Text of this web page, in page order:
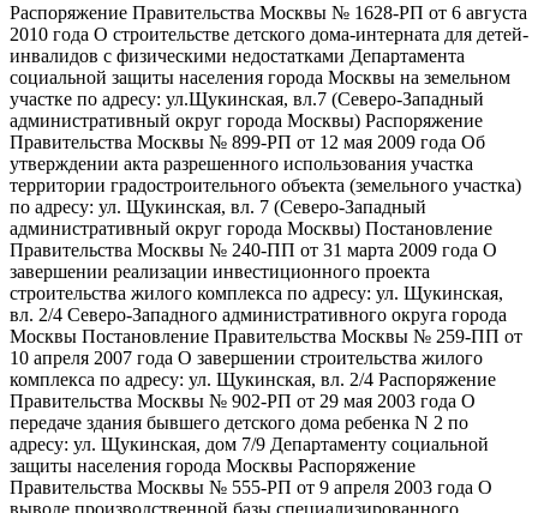
Распоряжение Правительства Москвы № 1628-РП от 6 августа
2010 года О строительстве детского дома-интерната для детей-
инвалидов с физическими недостатками Департамента
социальной защиты населения города Москвы на земельном
участке по адресу: ул.Щукинская, вл.7 (Северо-Западный
административный округ города Москвы) Распоряжение
Правительства Москвы № 899-РП от 12 мая 2009 года Об
утверждении акта разрешенного использования участка
территории градостроительного объекта (земельного участка)
по адресу: ул. Щукинская, вл. 7 (Северо-Западный
административный округ города Москвы) Постановление
Правительства Москвы № 240-ПП от 31 марта 2009 года О
завершении реализации инвестиционного проекта
строительства жилого комплекса по адресу: ул. Щукинская,
вл. 2/4 Северо-Западного административного округа города
Москвы Постановление Правительства Москвы № 259-ПП от
10 апреля 2007 года О завершении строительства жилого
комплекса по адресу: ул. Щукинская, вл. 2/4 Распоряжение
Правительства Москвы № 902-РП от 29 мая 2003 года О
передаче здания бывшего детского дома ребенка N 2 по
адресу: ул. Щукинская, дом 7/9 Департаменту социальной
защиты населения города Москвы Распоряжение
Правительства Москвы № 555-РП от 9 апреля 2003 года О
выводе производственной базы специализированного